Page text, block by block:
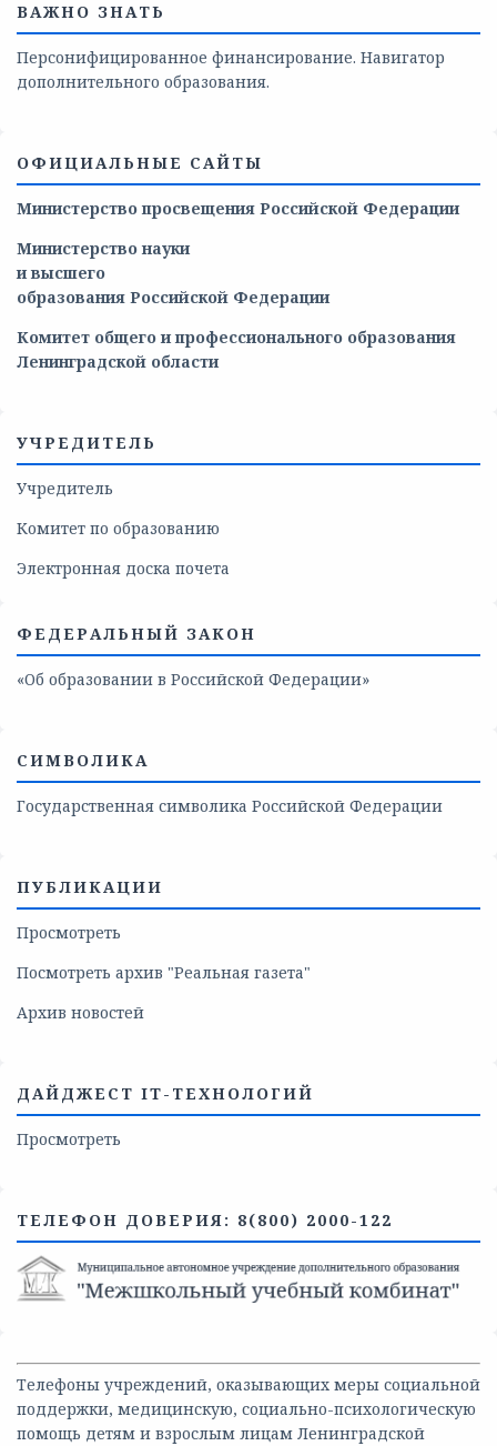
ВАЖНО ЗНАТЬ
Персонифицированное финансирование. Навигатор
дополнительного образования.
ОФИЦИАЛЬНЫЕ САЙТЫ
Министерство просвещения Российской Федерации
Министерство науки
и высшего
образования Российской Федерации
Комитет общего и профессионального образования
Ленинградской области
УЧРЕДИТЕЛЬ
Учредитель
Комитет по образованию
Электронная доска почета
ФЕДЕРАЛЬНЫЙ ЗАКОН
«Об образовании в Российской Федерации»
СИМВОЛИКА
Государственная символика Российской Федерации
ПУБЛИКАЦИИ
Просмотреть
Посмотреть архив "Реальная газета"
Архив новостей
ДАЙДЖЕСТ IT-ТЕХНОЛОГИЙ
Просмотреть
ТЕЛЕФОН ДОВЕРИЯ: 8(800) 2000-122
Телефоны учреждений, оказывающих меры социальной
поддержки, медицинскую, социально-психологическую
помощь детям и взрослым лицам Ленинградской